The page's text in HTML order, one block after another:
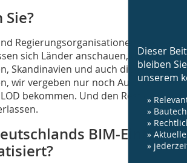
Regierungsorganisationen, auch als
sich Länder anschauen, die weiter
Skandinavien und auch die Schweiz.
wir vergeben nur noch Aufträge,
bekommen. Und den Rest der
BIM-
bleiben
unserem
»
»
»
»